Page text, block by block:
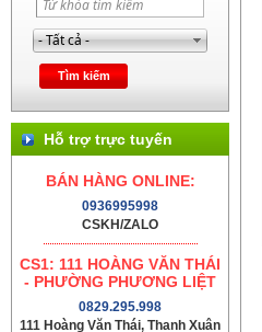
Hỗ trợ trực tuyến
BÁN HÀNG ONLINE:
0936995998
CSKH/ZALO
CS1: 111 HOÀNG VĂN THÁI
- PHƯỜNG PHƯƠNG LIỆT
0829.295.998
111 Hoàng Văn Thái, Thanh Xuân